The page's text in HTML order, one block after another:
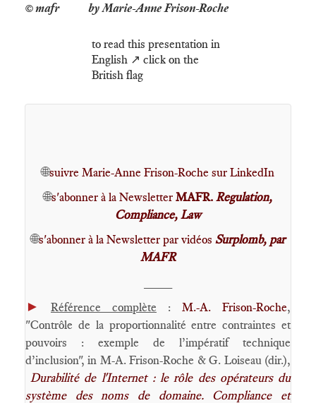
by Marie-Anne Frison-Roche
to read this presentation in
English ↗️ click on the
British flag
🌐suivre Marie-Anne Frison-Roche sur LinkedIn
🌐s'abonner à la Newsletter MAFR. Regulation,
Compliance, Law
🌐s'abonner à la Newsletter par vidéos Surplomb, par
MAFR
► Référence complète : M.-A. Frison-Roche,
"Contrôle de la proportionnalité entre contraintes et
pouvoirs : exemple de l’impératif technique
d’inclusion", in M-A. Frison-Roche & G. Loiseau (dir.),
Durabilité de l'Internet : le rôle des opérateurs du
système des noms de domaine. Compliance et